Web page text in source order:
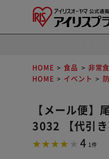
HOME 食品 非常食
HOME
イベント
【メール便
3032 【代引き
4 1件